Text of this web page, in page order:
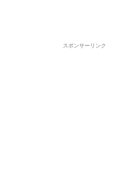
スポンサーリンク